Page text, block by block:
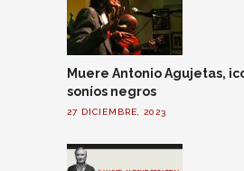
Muere Antonio Agujetas,
soníos negros
27 DICIEMBRE, 2023